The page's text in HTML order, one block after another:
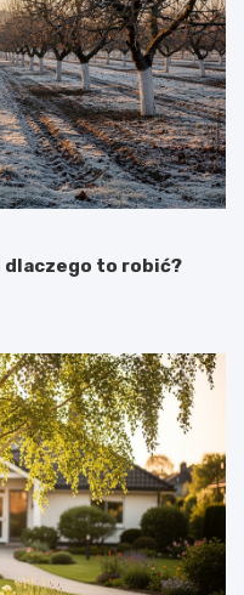
dlaczego to robić?